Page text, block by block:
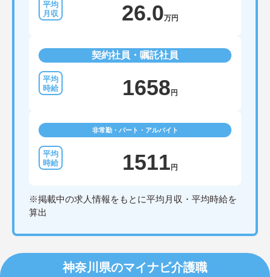
26.0万円
契約社員・嘱託社員
1658 円
非常勤・パート・アルバイト
1511 円
※掲載中の求人情報をもとに平均月収・平均時給を
算出
神奈川県のマイナビ介護職